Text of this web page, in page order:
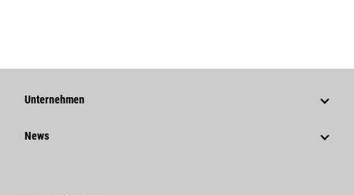
Unternehmen
Strategie
News